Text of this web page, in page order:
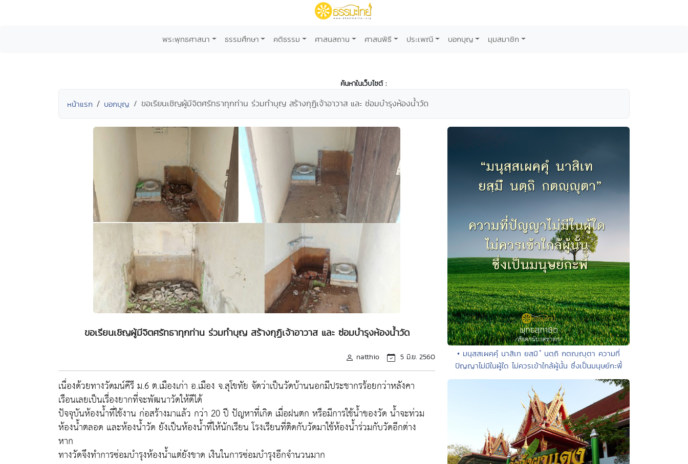
พระพุทธศาสนา ธรรมศึกษา คติธรรม ศาสนสถาน ศาสนพิธี ประเพณี บอกบุญ มุมสมาชิก
ค้นหาในเว็บไซต์ :
หน้าแรก บอกบุญ ขอเรียนเชิญผู้มีจิตศรัทธาทุกท่าน ร่วมทำบุญ สร้างกุฏิเจ้าอาวาส และ ซ่อมบำรุงห้องน้ำวัด
ขอเรียนเชิญผู้มีจิตศรัทธาทุกท่าน ร่วมทำบุญ สร้างกุฏิเจ้าอาวาส และ ซ่อมบำรุงห้องน้ำวัด
natthio 5 มิ.ย. 2560
เนื่องด้วยทางวัดมน์คีรี ม.6 ต.เมืองเก่า อ.เมือง จ.สุโขทัย จัดว่าเป็นวัดบ้านนอกมีประชากรร้อยกว่าหลังคา
เรือนเลยเป็นเรื่องยากที่จะพัฒนาวัดให้ดีได้
ปัจจุบันห้องน้ำที่ใช้งาน ก่อสร้างมาแล้ว กว่า 20 ปี ปัญหาที่เกิด เมื่อฝนตก หรือมีการใช้น้ำของวัด น้ำจะท่วม
ห้องน้ำตลอด และห้องน้ำวัด ยังเป็นห้องน้ำที่ให้นักเรียน โรงเรียนที่ติดกับวัดมาใช้ห้องน้ำร่วมกับวัดอีกต่าง
หาก
ทางวัดจึงทำการซ่อมบำรุงห้องน้ำแต่ยังขาด เงินในการซ่อมบำรุงอีกจำนวนมาก
• มนุสฺสเผคฺคุํ นาสิเท ยสฺมิ ํ นตฺถิ กตญฺญุตา ความที่
ปัญญาไม่มีในผู้ใด ไม่ควรเข้าใกล้ผู้นั้น ซึ่งเป็นมนุษย์กะพี้